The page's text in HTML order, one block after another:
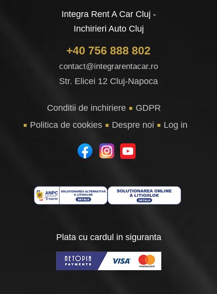
Integra Rent A Car Cluj -
Inchirieri Auto Cluj
+40 756 888 802
contact@integrarentacar.ro
Str. Elicei 12 Cluj-Napoca
Conditii de inchiriere
GDPR
Politica de cookies
Despre noi Log in
Plata cu cardul in siguranta